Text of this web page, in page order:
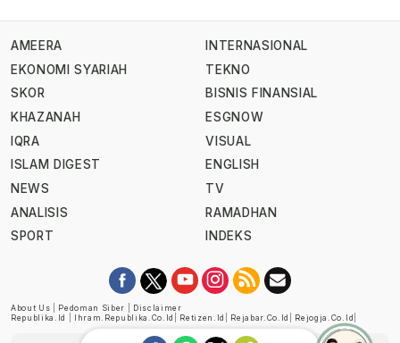
AMEERA
EKONOMI SYARIAH
SKOR
KHAZANAH
IQRA
ISLAM DIGEST
NEWS
ANALISIS
SPORT
INTERNASIONAL
TEKNO
BISNIS FINANSIAL
ESGNOW
VISUAL
ENGLISH
TV
RAMADHAN
INDEKS
About Us Pedoman Siber
Disclaimer
Republika.id
Ihram.republika.co.id Retizen.id Rejabar.co.id Rejogja.co.id